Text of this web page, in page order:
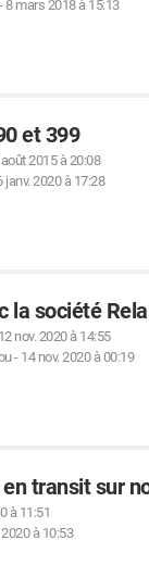
8 mars 2018 à 15:13
et 399
2015 à 20:08
janv. 2020 à 17:28
la société
12 nov. 2020 à 14:55
- 14 nov. 2020 à 00:19
transit sur
à 11:51
à 10:53